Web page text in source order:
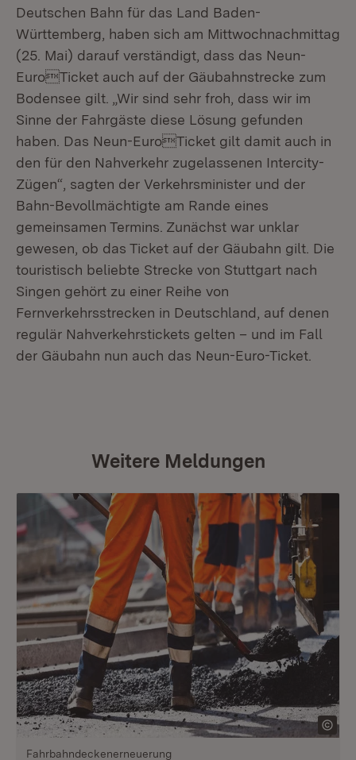
Deutschen Bahn für das Land Baden-
Württemberg, haben sich am Mittwochnachmittag
(25. Mai) darauf verständigt, dass das Neun-
EuroTicket auch auf der Gäubahnstrecke zum
Bodensee gilt. „Wir sind sehr froh, dass wir im
Sinne der Fahrgäste diese Lösung gefunden
haben. Das Neun-EuroTicket gilt damit auch in
den für den Nahverkehr zugelassenen Intercity-
Zügen“, sagten der Verkehrsminister und der
Bahn-Bevollmächtigte am Rande eines
gemeinsamen Termins. Zunächst war unklar
gewesen, ob das Ticket auf der Gäubahn gilt. Die
touristisch beliebte Strecke von Stuttgart nach
Singen gehört zu einer Reihe von
Fernverkehrsstrecken in Deutschland, auf denen
regulär Nahverkehrstickets gelten – und im Fall
der Gäubahn nun auch das Neun-Euro-Ticket.
Weitere Meldungen
Fahrbahndeckenerneuerung